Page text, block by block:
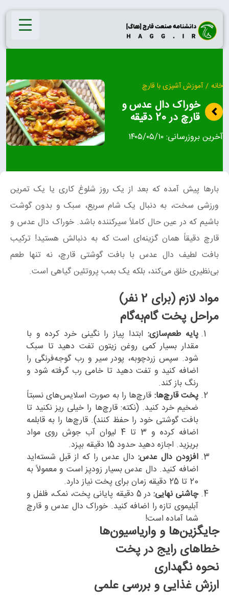
Skip
content
خانه / آموزش آشپزی با قارچ
خوراک دال عدس و
قارچ در 20 دقیقه
آخرین بروزرسانی:۱۴۰۵/۰۵/۱۰
بارها پیش آمده که بعد از یک روز شلوغ کاری یا یک تمرین
ورزشی سخت، به دنبال یک شام سریع، سبک و بدون گوشت
باشیم که در عین حال کاملاً سیرکننده باشد. خوراک دال عدس و
قارچ دقیقاً همان گزینه‌ای است که به دنبالش هستید! ترکیب
بافت لطیف دال عدس با بافت گوشتی قارچ، نه تنها طعم
بی‌نظیری خلق می‌کند، بلکه یک بمب پروتئین گیاهی است.
مواد لازم (برای 2نفر)
مراحل پخت گام‌به‌گام
پایه طعم‌سازی:ابتدا پیاز را نگینی خرد کرده و با
مقدار بسیار کمی روغن زیتون تفت دهید تا سبک
شود. سپس زردچوبه، پودر سیر و رب گوجه‌فرنگی را
اضافه کنید و تفت دهید تا خامی رب گرفته شود و
رنگ باز کند.
پخت قارچ‌ها: قارچ‌ها را به صورت اسلایس‌های نسبتاً
ضخیم خرد کنید. (نکته: قارچ‌ها را خیلی ریز نکنید تا
بافت گوشتی خود را حفظ کنند). قارچ‌ها را به قابلمه
اضافه کرده و 3 تا 4 لیوان آب جوش روی مواد
بریزید. اجازه دهید حدود 15 دقیقه بپزد.
افزودن دال عدس: دال عدس را که از قبل شسته‌اید
اضافه کنید. دال عدس بسیار زودپز است و معمولاً به
20 تا 25 دقیقه زمان برای پخت نیاز دارد.
چاشنی نهایی: در5 دقیقه پایانی پخت، نمک، فلفل و
آبلیموی تازه را اضافه کنید. خوراک دال عدس و قارچ
شما آماده است!
جایگزین‌ها و واریاسیون‌ها
خطاهای رایج در پخت
نحوه نگهداری
ارزش غذایی و بررسی علمی